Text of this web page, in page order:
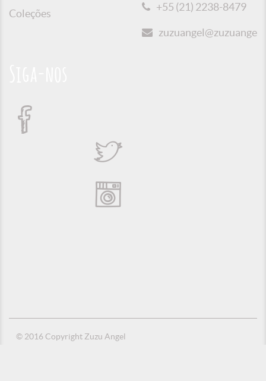
Coleções
+55 (21) 2238-8479
© 2016 Copyright Zuzu Angel